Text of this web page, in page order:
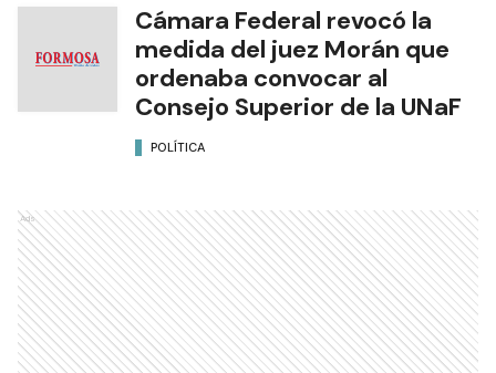
Cámara Federal revocó la
medida del juez Morán que
ordenaba convocar al
Consejo Superior de la UNaF
POLÍTICA
Ads